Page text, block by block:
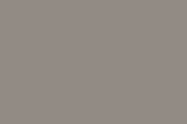
fazer suas
de